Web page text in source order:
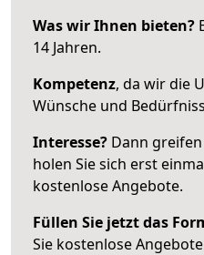
Was wir Ihnen bieten?
14 Jahren.
Kompetenz, da wir die
Wünsche und
Interesse? Dann
holen Sie sich erst
kostenlose Angebote.
Füllen Sie jetzt das
Sie kostenlose